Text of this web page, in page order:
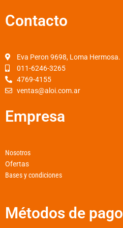
o
r
Contacto
Eva Peron 9698, Loma Hermosa.
011-6246-3265
4769-4155
ventas@aloi.com.ar
Empresa
Nosotros
Ofertas
Bases y condiciones
Métodos de pago